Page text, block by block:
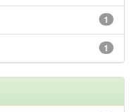
1
1